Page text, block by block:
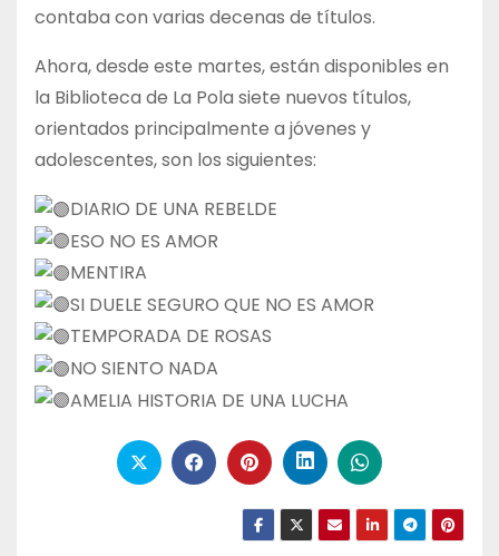
contaba con varias decenas de títulos.
Ahora, desde este martes, están disponibles en
la Biblioteca de La Pola siete nuevos títulos,
orientados principalmente a jóvenes y
adolescentes, son los siguientes:
DIARIO DE UNA REBELDE
ESO NO ES AMOR
MENTIRA
SI DUELE SEGURO QUE NO ES AMOR
TEMPORADA DE ROSAS
NO SIENTO NADA
AMELIA HISTORIA DE UNA LUCHA